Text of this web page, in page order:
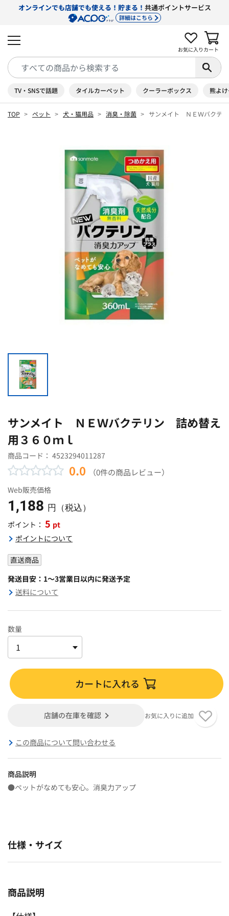
オンラインでも店舗でも使える！貯まる！ 共通ポイントサービス
詳細はこちら
お気に入り カート
TV・SNSで話題 タイルカーペット クーラーボックス 熊よ
TOP ペット 犬・猫用品 消臭・除菌 サンメイト ＮＥＷバクテ
サンメイト ＮＥＷバクテリン 詰め替え
用３６０ｍｌ
商品コード： 4523294011287
0.0 （0件の商品レビュー）
Web販売価格
1,188 円（税込）
ポイント： 5 pt
ポイントについて
直送商品
発送目安：1～3営業日以内に発送予定
送料について
数量
カートに入れる
店舗の在庫を確認 お気に入りに追加
この商品について問い合わせる
商品説明
●ペットがなめても安心。消臭力アップ
仕様・サイズ
商品説明